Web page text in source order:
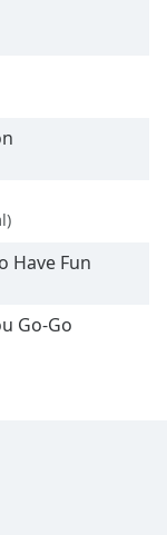
Have Fun
Go-Go